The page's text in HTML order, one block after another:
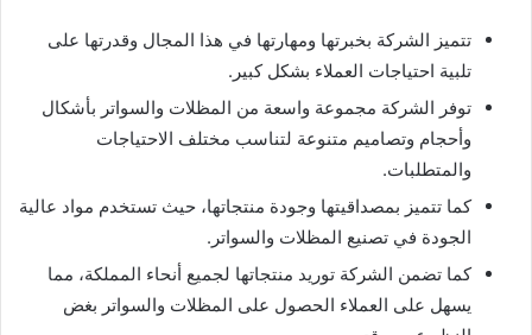
تتميز الشركة بخبرتها ومهارتها في هذا المجال وقدرتها على
تلبية احتياجات العملاء بشكل كبير.
توفر الشركة مجموعة واسعة من المظلات والسواتر بأشكال
وأحجام وتصاميم متنوعة لتناسب مختلف الاحتياجات
والمتطلبات.
كما تتميز بمصداقيتها وجودة منتجاتها، حيث تستخدم مواد عالية
الجودة في تصنيع المظلات والسواتر.
كما تضمن الشركة توريد منتجاتها لجميع أنحاء المملكة، مما
يسهل على العملاء الحصول على المظلات والسواتر بغض